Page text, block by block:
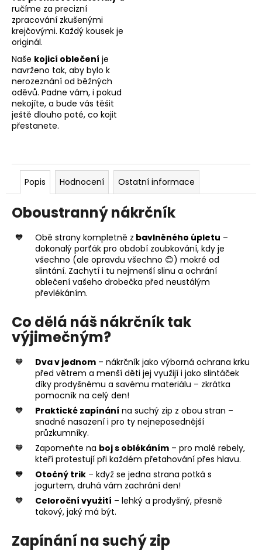
ručíme za precizní
zpracování zkušenými
krejčovými. Každý kousek je
originál.
Naše kojicí oblečení je
navrženo tak, aby bylo k
nerozeznání od běžných
oděvů. Padne vám, i pokud
nekojíte, a bude vás těšit
ještě dlouho poté, co kojit
přestanete.
Popis Hodnocení Ostatní informace
Oboustranný nákrčník
Obě strany kompletně z bavlněného úpletu –
dokonalý parťák pro období zoubkování, kdy je
všechno (ale opravdu všechno 😊) mokré od
slintání. Zachytí i tu nejmenší slinu a ochrání
oblečení vašeho drobečka před neustálým
převlékáním.
Co dělá náš nákrčník tak
výjimečným?
Dva v jednom – nákrčník jako výborná ochrana krku
před větrem a menší děti jej využijí i jako slintáček
díky prodyšnému a savému materiálu – zkrátka
pomocník na celý den!
Praktické zapínání na suchý zip z obou stran –
snadné nasazení i pro ty nejneposednější
průzkumníky.
Zapomeňte na boj s oblékáním – pro malé rebely,
kteří protestují při každém přetahování přes hlavu.
Otočný trik – když se jedna strana potká s
jogurtem, druhá vám zachrání den!
Celoroční využití – lehký a prodyšný, přesně
takový, jaký má být.
Zapínání na suchý zip